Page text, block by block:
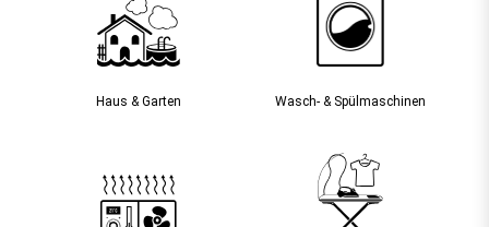
Haus & Garten Wasch- & Spülmaschinen